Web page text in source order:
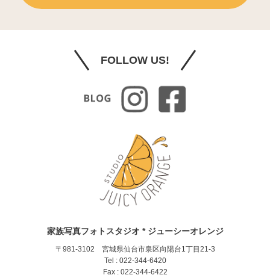
FOLLOW US!
家族写真フォトスタジオ * ジューシーオレンジ
〒981-3102 宮城県仙台市泉区向陽台1丁目21-3
Tel : 022-344-6420
Fax : 022-344-6422